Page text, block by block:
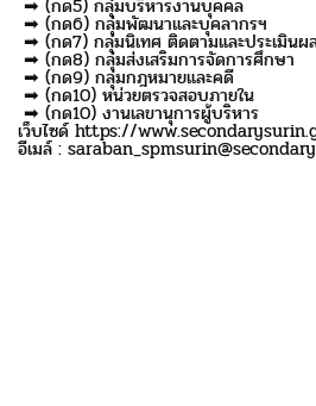
➡ (กด6) กลุ่มพัฒนาและบุคลากรฯ
➡ (กด7) กลุ่มนิเทศ ติดตามและประเมินผ
➡ (กด8) กลุ่มส่งเสริมการจัดการศึกษา
➡ (กด9) กลุ่มกฎหมายและคดี
➡ (กด10) หน่วยตรวจสอบภายใน
➡ (กด10) งานเลขานุการผู้บริหาร
เว็บไซด์ https://
อีเมล์ :